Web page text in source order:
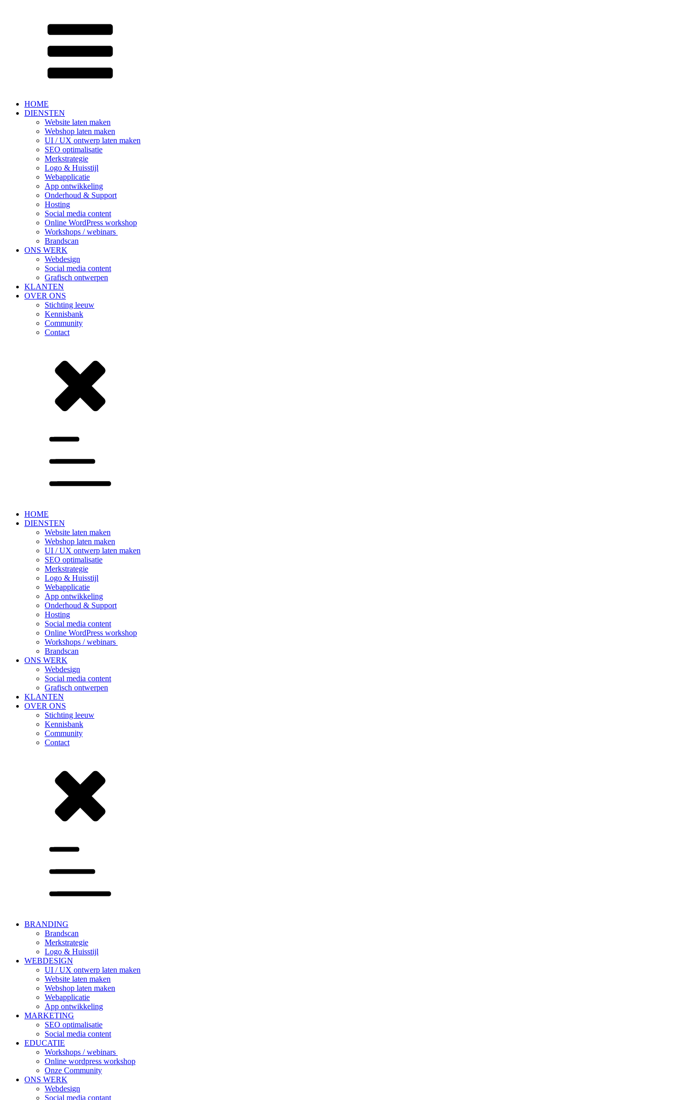
HOME
DIENSTEN
Website laten maken
Webshop laten maken
UI / UX ontwerp laten maken
SEO optimalisatie
Merkstrategie
Logo & Huisstijl
Webapplicatie
App ontwikkeling
Onderhoud & Support
Hosting
Social media content
Online WordPress workshop
Workshops / webinars
Brandscan
ONS WERK
Webdesign
Social media content
Grafisch ontwerpen
KLANTEN
OVER ONS
Stichting leeuw
Kennisbank
Community
Contact
HOME
DIENSTEN
Website laten maken
Webshop laten maken
UI / UX ontwerp laten maken
SEO optimalisatie
Merkstrategie
Logo & Huisstijl
Webapplicatie
App ontwikkeling
Onderhoud & Support
Hosting
Social media content
Online WordPress workshop
Workshops / webinars
Brandscan
ONS WERK
Webdesign
Social media content
Grafisch ontwerpen
KLANTEN
OVER ONS
Stichting leeuw
Kennisbank
Community
Contact
BRANDING
Brandscan
Merkstrategie
Logo & Huisstijl
WEBDESIGN
UI / UX ontwerp laten maken
Website laten maken
Webshop laten maken
Webapplicatie
App ontwikkeling
MARKETING
SEO optimalisatie
Social media content
EDUCATIE
Workshops / webinars
Online wordpress workshop
Onze Community
ONS WERK
Webdesign
Social media contant